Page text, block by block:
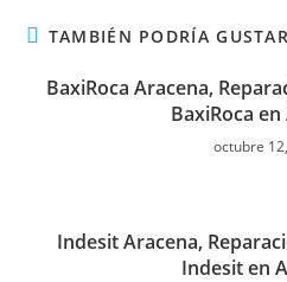
TAMBIÉN PODRÍA
BaxiRoca Aracena,
BaxiRoca
octubre
Indesit Aracena,
Indesit en